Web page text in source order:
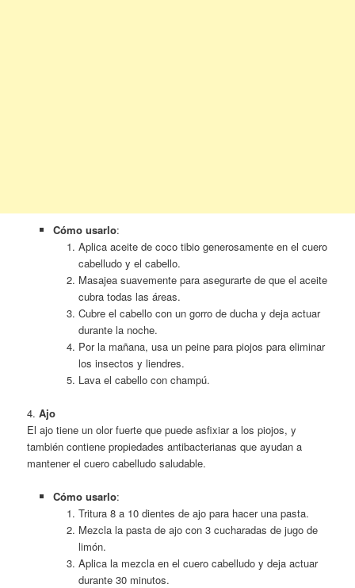
Cómo usarlo:
Aplica aceite de coco tibio generosamente en el cuero
cabelludo y el cabello.
Masajea suavemente para asegurarte de que el aceite
cubra todas las áreas.
Cubre el cabello con un gorro de ducha y deja actuar
durante la noche.
Por la mañana, usa un peine para piojos para eliminar
los insectos y liendres.
Lava el cabello con champú.
4.Ajo
El ajo tiene un olor fuerte que puede asfixiar a los piojos, y
también contiene propiedades antibacterianas que ayudan a
mantener el cuero cabelludo saludable.
Cómo usarlo:
Tritura 8 a 10 dientes de ajo para hacer una pasta.
Mezcla la pasta de ajo con 3 cucharadas de jugo de
limón.
Aplica la mezcla en el cuero cabelludo y deja actuar
durante 30 minutos.